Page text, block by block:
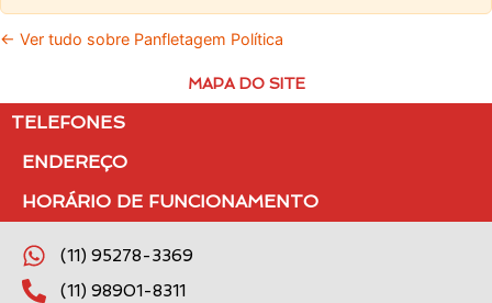
← Ver tudo sobre Panfletagem Política
MAPA DO SITE
TELEFONES
ENDEREÇO
HORÁRIO DE FUNCIONAMENTO
(11) 95278-3369
(11) 98901-8311